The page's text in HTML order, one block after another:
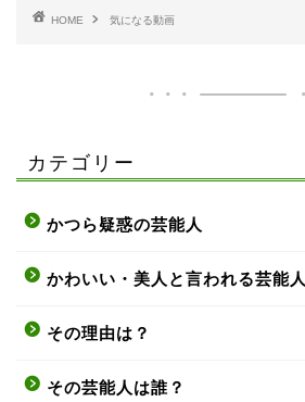
HOME 気になる動画
カテゴリー
かつら疑惑の芸能人
かわいい・美人と言われる芸能人
その理由は？
その芸能人は誰？